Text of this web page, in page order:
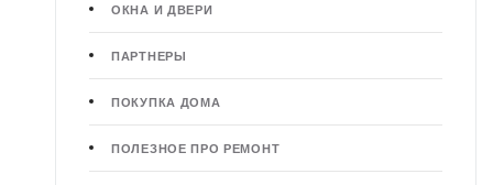
ОКНА И ДВЕРИ
ПАРТНЕРЫ
ПОКУПКА ДОМА
ПОЛЕЗНОЕ ПРО РЕМОНТ